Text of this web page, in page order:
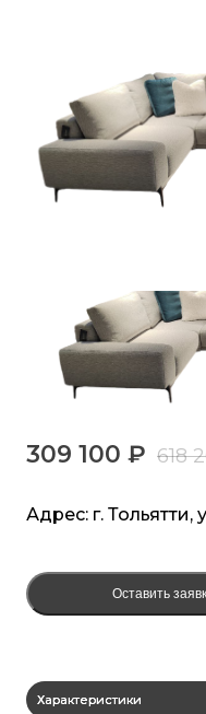
309 100 ₽ 618
Адрес: г. Тольятти,
Оставить
Характеристики